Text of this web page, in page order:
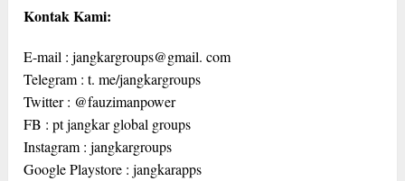
Kontak Kami:
E-mail : jangkargroups@gmail. com
Telegram : t. me/jangkargroups
Twitter : @fauzimanpower
FB : pt jangkar global groups
Instagram : jangkargroups
Google Playstore : jangkarapps